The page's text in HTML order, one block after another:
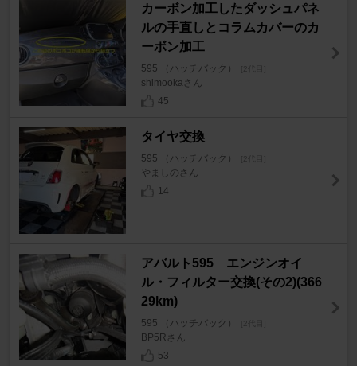
カーボン加工したダッシュパネ
ルの手直しとコラムカバーのカ
ーボン加工
595 （ハッチバック） [2代目]
shimookaさん
45
タイヤ交換
595 （ハッチバック） [2代目]
やましのさん
14
アバルト595 エンジンオイ
ル・フィルター交換(その2)(366
29km)
595 （ハッチバック） [2代目]
BP5Rさん
53